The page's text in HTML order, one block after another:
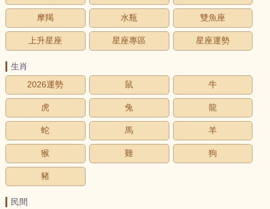
摩羯 水瓶 雙魚座
上升星座 星座專區 星座運勢
生肖
2026運勢
鼠 牛
虎 兔 龍
蛇 馬 羊
猴 雞 狗
豬
民間